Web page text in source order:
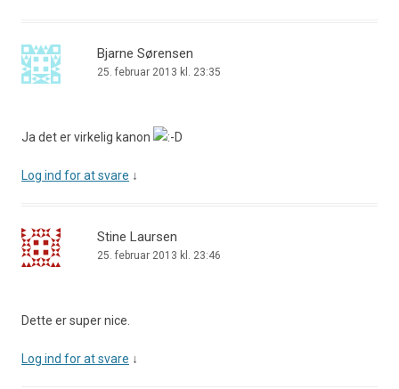
Bjarne Sørensen
25. februar 2013 kl. 23:35
Ja det er virkelig kanon
Log ind for at svare ↓
Stine Laursen
25. februar 2013 kl. 23:46
Dette er super nice.
Log ind for at svare ↓